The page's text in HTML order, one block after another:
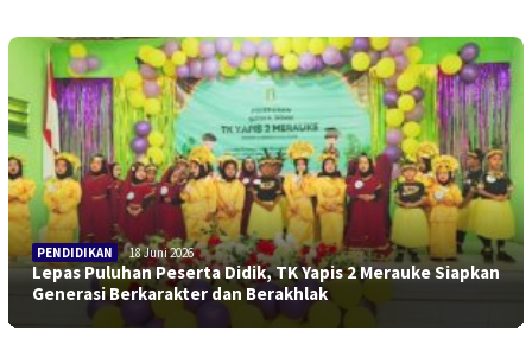
PENDIDIKAN 18 Juni 2026
Lepas Puluhan Peserta Didik, TK Yapis 2 Merauke Siapkan
Generasi Berkarakter dan Berakhlak